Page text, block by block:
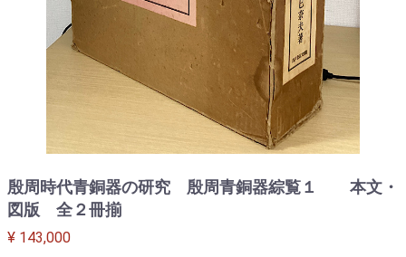
殷周時代青銅器の研究 殷周青銅器綜覧１ 本文・
図版 全２冊揃
¥ 143,000